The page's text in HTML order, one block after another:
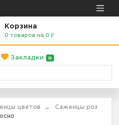
Корзина
0 товаров на 0 ₽
Закладки 0
цветов
Саженцы роз